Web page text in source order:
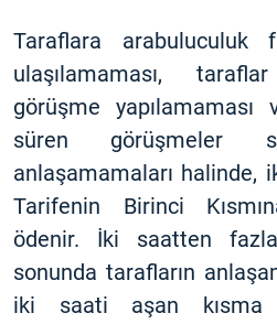
Taraflara arabuluculuk
ulaşılamaması,
görüşme
süren görüşmeler
anlaşamamaları halinde,
Tarifenin Birinci
ödenir. İki saatten
sonunda tarafların
iki saati aşan